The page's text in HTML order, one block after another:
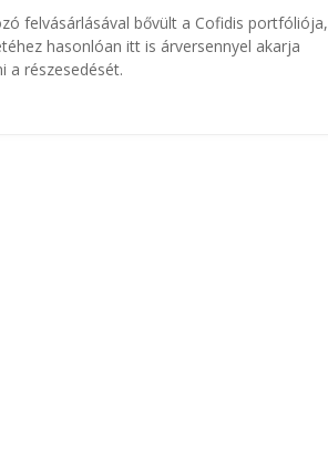
felvásárlásával bővült a Cofidis portfóliója,
hasonlóan itt is árversennyel akarja
a részesedését.